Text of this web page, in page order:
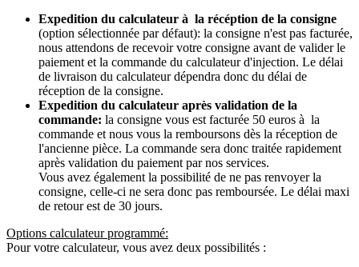
Expedition du calculateur à la récéption de la consigne
(option sélectionnée par défaut): la consigne n'est pas facturée,
nous attendons de recevoir votre consigne avant de valider le
paiement et la commande du calculateur d'injection. Le délai
de livraison du calculateur dépendra donc du délai de
réception de la consigne.
Expedition du calculateur après validation de la
commande: la consigne vous est facturée 50 euros à la
commande et nous vous la remboursons dès la réception de
l'ancienne pièce. La commande sera donc traitée rapidement
après validation du paiement par nos services.
Vous avez également la possibilité de ne pas renvoyer la
consigne, celle-ci ne sera donc pas remboursée. Le délai maxi
de retour est de 30 jours.
Options calculateur programmé:
Pour votre calculateur, vous avez deux possibilités :